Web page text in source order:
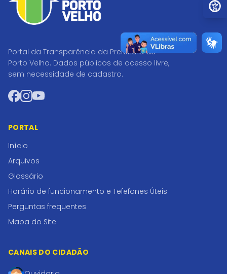
Portal da Transparência da Prefeitura de
Porto Velho. Dados públicos de acesso livre,
sem necessidade de cadastro.
Facebook
Instagram
YouTube
PORTAL
Início
Arquivos
Glossário
Horário de funcionamento e Tefefones Úteis
Perguntas frequentes
Mapa do Site
CANAIS DO CIDADÃO